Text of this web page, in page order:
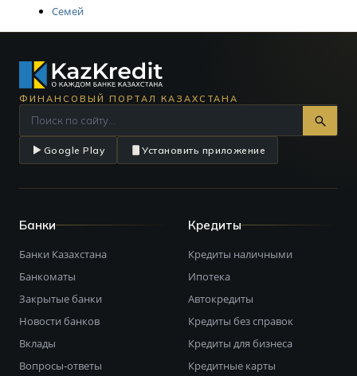
Семей
ФИНАНСОВЫЙ ПОРТАЛ КАЗАХСТАНА
Google Play Установить приложение
Банки
Банки Казахстана
Банкоматы
Закрытые банки
Новости банков
Вклады
Вопросы-ответы
Кредиты
Кредиты наличными
Ипотека
Автокредиты
Кредиты без справок
Кредиты для бизнеса
Кредитные карты